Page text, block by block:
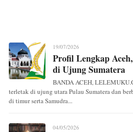
19/07/2026
Profil Lengkap
di Ujung Sumatera
BANDA ACEH,
terletak di ujung utara Pulau Sumatera dan
di timur serta Samudra...
04/05/2026